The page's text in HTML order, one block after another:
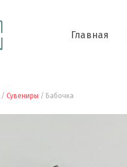
Главная
/ Сувениры / Бабочка